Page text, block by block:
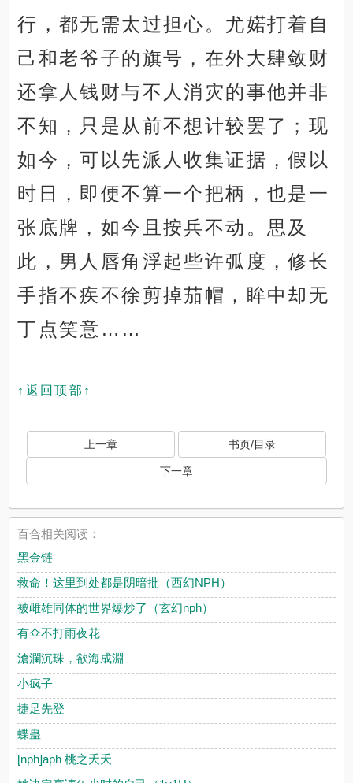
行，都无需太过担心。尤婼打着自
己和老爷子的旗号，在外大肆敛财
还拿人钱财与不人消灾的事他并非
不知，只是从前不想计较罢了；现
如今，可以先派人收集证据，假以
时日，即便不算一个把柄，也是一
张底牌，如今且按兵不动。思及
此，男人唇角浮起些许弧度，修长
手指不疾不徐剪掉茄帽，眸中却无
丁点笑意……
↑返回顶部↑
上一章 书页/目录
下一章
百合相关阅读：
黑金链
救命！这里到处都是阴暗批（西幻NPH）
被雌雄同体的世界爆炒了（玄幻nph）
有伞不打雨夜花
滄瀾沉珠，欲海成淵
小疯子
捷足先登
蝶蛊
[nph]aph 桃之夭夭